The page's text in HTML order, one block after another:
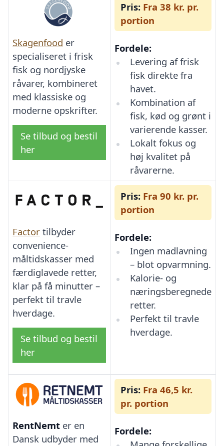
Skagenfood er
specialiseret i frisk
fisk og nordjyske
råvarer, kombineret
med klassiske og
moderne opskrifter.
Se tilbud og bestil
her
Pris: Fra 38 kr. pr.
portion
Fordele:
Levering af frisk
fisk direkte fra
havet.
Kombination af
fisk, kød og grønt i
varierende kasser.
Lokalt fokus og
høj kvalitet på
råvarerne.
Factor tilbyder
convenience-
måltidskasser med
færdiglavede retter,
klar på få minutter –
perfekt til travle
hverdage.
Se tilbud og bestil
her
Pris: Fra 90 kr. pr.
portion
Fordele:
Ingen madlavning
– blot opvarmning.
Kalorie- og
næringsberegnede
retter.
Perfekt til travle
hverdage.
RentNemt er en
Dansk udbyder med
Pris: Fra 46,5 kr.
pr. portion
Fordele: